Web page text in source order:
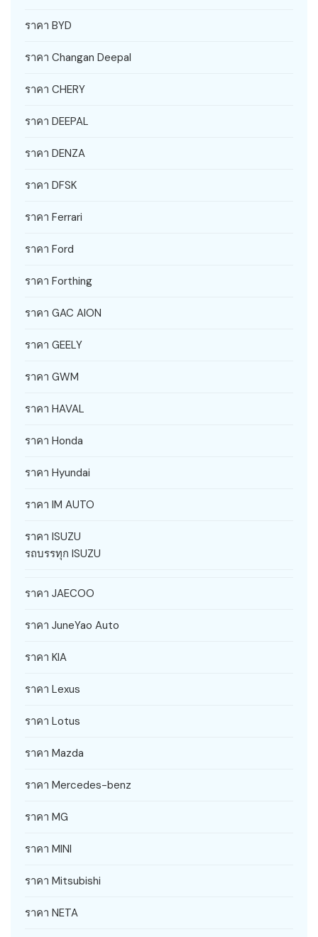
ราคา BYD
ราคา Changan Deepal
ราคา CHERY
ราคา DEEPAL
ราคา DENZA
ราคา DFSK
ราคา Ferrari
ราคา Ford
ราคา Forthing
ราคา GAC AION
ราคา GEELY
ราคา GWM
ราคา HAVAL
ราคา Honda
ราคา Hyundai
ราคา IM AUTO
ราคา ISUZU
รถบรรทุก ISUZU
ราคา JAECOO
ราคา JuneYao Auto
ราคา KIA
ราคา Lexus
ราคา Lotus
ราคา Mazda
ราคา Mercedes-benz
ราคา MG
ราคา MINI
ราคา Mitsubishi
ราคา NETA